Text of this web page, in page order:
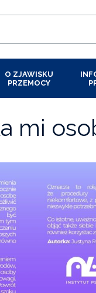
O ZJAWISKU
PRZEMOCY